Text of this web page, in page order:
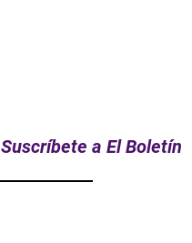
Suscríbete a El Boletín